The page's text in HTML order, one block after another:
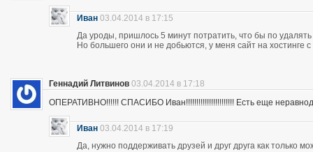
Иван 03.04.2014 в 17:15
Да уроды, пришлось 5 минут потратить, что бы по
Но большего они и не добьются, у меня сайт на хостинге
Геннадий Литвинов 03.04.2014 в 17:18
ОПЕРАТИВНО!!!!!! СПАСИБО Иван!!!!!!!!!!!!!!!!!!!!!!! Есть еще
Иван 03.04.2014 в 17:19
Да, нужно поддерживать друзей и друг друга как только